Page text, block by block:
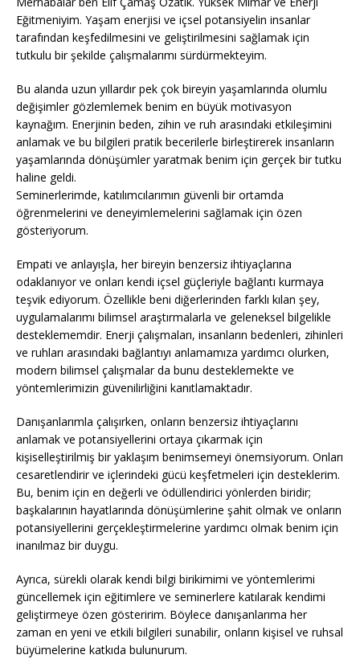
Eğitmeniyim. Yaşam enerjisi ve içsel potansiyelin insanlar
tarafından keşfedilmesini ve geliştirilmesini sağlamak için
tutkulu bir şekilde çalışmalarımı sürdürmekteyim.
Bu alanda uzun yıllardır pek çok bireyin yaşamlarında olumlu
değişimler gözlemlemek benim en büyük motivasyon
kaynağım. Enerjinin beden, zihin ve ruh arasındaki etkileşimini
anlamak ve bu bilgileri pratik becerilerle birleştirerek insanların
yaşamlarında dönüşümler yaratmak benim için gerçek bir tutku
haline geldi.
Seminerlerimde, katılımcılarımın güvenli bir ortamda
öğrenmelerini ve deneyimlemelerini sağlamak için özen
gösteriyorum.
Empati ve anlayışla, her bireyin benzersiz ihtiyaçlarına
odaklanıyor ve onları kendi içsel güçleriyle bağlantı kurmaya
teşvik ediyorum. Özellikle beni diğerlerinden farklı kılan şey,
uygulamalarımı bilimsel araştırmalarla ve geleneksel bilgelikle
desteklememdir. Enerji çalışmaları, insanların bedenleri, zihinleri
ve ruhları arasındaki bağlantıyı anlamamıza yardımcı olurken,
modern bilimsel çalışmalar da bunu desteklemekte ve
yöntemlerimizin güvenilirliğini kanıtlamaktadır.
Danışanlarımla çalışırken, onların benzersiz ihtiyaçlarını
anlamak ve potansiyellerini ortaya çıkarmak için
kişiselleştirilmiş bir yaklaşım benimsemeyi önemsiyorum. Onları
cesaretlendirir ve içlerindeki gücü keşfetmeleri için desteklerim.
Bu, benim için en değerli ve ödüllendirici yönlerden biridir;
başkalarının hayatlarında dönüşümlerine şahit olmak ve onların
potansiyellerini gerçekleştirmelerine yardımcı olmak benim için
inanılmaz bir duygu.
Ayrıca, sürekli olarak kendi bilgi birikimimi ve yöntemlerimi
güncellemek için eğitimlere ve seminerlere katılarak kendimi
geliştirmeye özen gösteririm. Böylece danışanlarıma her
zaman en yeni ve etkili bilgileri sunabilir, onların kişisel ve ruhsal
büyümelerine katkıda bulunurum.